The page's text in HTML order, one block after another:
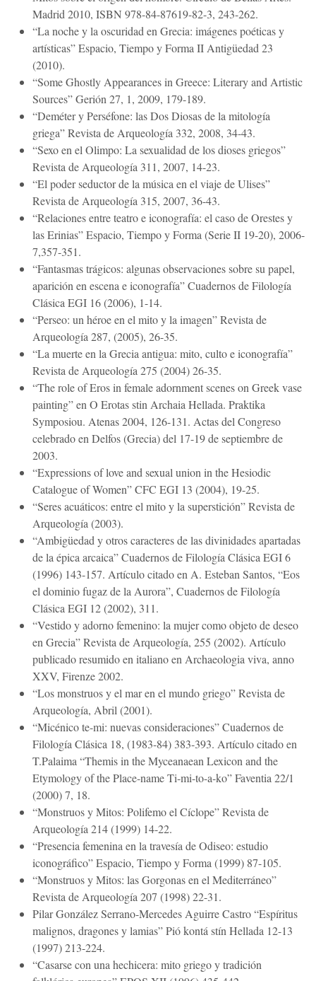
Madrid 2010, ISBN 978-84-87619-82-3, 243-262.
“La noche y la oscuridad en Grecia: imágenes poéticas y
artísticas” Espacio, Tiempo y Forma II Antigüedad 23
(2010).
“Some Ghostly Appearances in Greece: Literary and Artistic
Sources” Gerión 27, 1, 2009, 179-189.
“Deméter y Perséfone: las Dos Diosas de la mitología
griega” Revista de Arqueología 332, 2008, 34-43.
“Sexo en el Olimpo: La sexualidad de los dioses griegos”
Revista de Arqueología 311, 2007, 14-23.
“El poder seductor de la música en el viaje de Ulises”
Revista de Arqueología 315, 2007, 36-43.
“Relaciones entre teatro e iconografía: el caso de Orestes y
las Erinias” Espacio, Tiempo y Forma (Serie II 19-20), 2006-
7,357-351.
“Fantasmas trágicos: algunas observaciones sobre su papel,
aparición en escena e iconografía” Cuadernos de Filología
Clásica EGI 16 (2006), 1-14.
“Perseo: un héroe en el mito y la imagen” Revista de
Arqueología 287, (2005), 26-35.
“La muerte en la Grecia antigua: mito, culto e iconografía”
Revista de Arqueología 275 (2004) 26-35.
“The role of Eros in female adornment scenes on Greek vase
painting” en O Erotas stin Archaia Hellada. Praktika
Symposiou. Atenas 2004, 126-131. Actas del Congreso
celebrado en Delfos (Grecia) del 17-19 de septiembre de
2003.
“Expressions of love and sexual union in the Hesiodic
Catalogue of Women” CFC EGI 13 (2004), 19-25.
“Seres acuáticos: entre el mito y la superstición” Revista de
Arqueología (2003).
“Ambigüedad y otros caracteres de las divinidades apartadas
de la épica arcaica” Cuadernos de Filología Clásica EGI 6
(1996) 143-157. Artículo citado en A. Esteban Santos, “Eos
el dominio fugaz de la Aurora”, Cuadernos de Filología
Clásica EGI 12 (2002), 311.
“Vestido y adorno femenino: la mujer como objeto de deseo
en Grecia” Revista de Arqueología, 255 (2002). Artículo
publicado resumido en italiano en Archaeologia viva, anno
XXV, Firenze 2002.
“Los monstruos y el mar en el mundo griego” Revista de
Arqueología, Abril (2001).
“Micénico te-mi: nuevas consideraciones” Cuadernos de
Filología Clásica 18, (1983-84) 383-393. Artículo citado en
T.Palaima “Themis in the Myceanaean Lexicon and the
Etymology of the Place-name Ti-mi-to-a-ko” Faventia 22/1
(2000) 7, 18.
“Monstruos y Mitos: Polifemo el Cíclope” Revista de
Arqueología 214 (1999) 14-22.
“Presencia femenina en la travesía de Odiseo: estudio
iconográfico” Espacio, Tiempo y Forma (1999) 87-105.
“Monstruos y Mitos: las Gorgonas en el Mediterráneo”
Revista de Arqueología 207 (1998) 22-31.
Pilar González Serrano-Mercedes Aguirre Castro “Espíritus
malignos, dragones y lamias” Pió kontá stín Hellada 12-13
(1997) 213-224.
“Casarse con una hechicera: mito griego y tradición